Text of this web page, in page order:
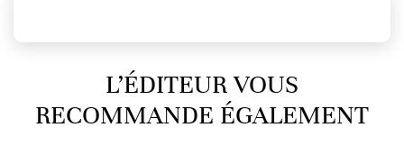
L’ÉDITEUR VOUS
RECOMMANDE ÉGALEMENT